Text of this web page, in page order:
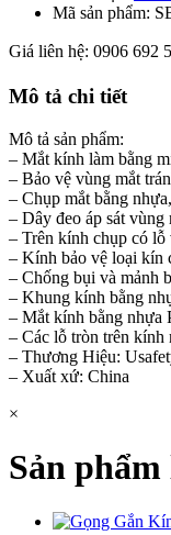
Mã sản phẩm:
Giá liên hệ: 0906 692
Mô tả chi tiết
Mô tả sản phẩm:
– Mắt kính làm bằng
– Bảo vệ vùng mắt
– Chụp mắt bằng
– Dây đeo áp sát vùng
– Trên kính chụp có lỗ
– Kính bảo vệ loại kín
– Chống bụi và mảnh
– Khung kính bằng
– Mắt kính bằng nhựa
– Các lỗ tròn trên kính
– Thương Hiệu:
– Xuất xứ: China
×
Sản